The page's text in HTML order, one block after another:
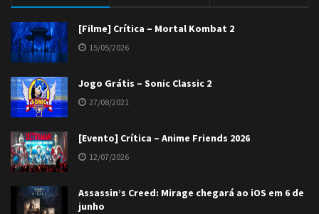
[Filme] Crítica – Mortal Kombat 2
15/05/2026
Jogo Grátis – Sonic Classic 2
27/08/2021
[Evento] Crítica – Anime Friends 2026
12/07/2026
Assassin’s Creed: Mirage chegará ao iOS em 6 de
junho